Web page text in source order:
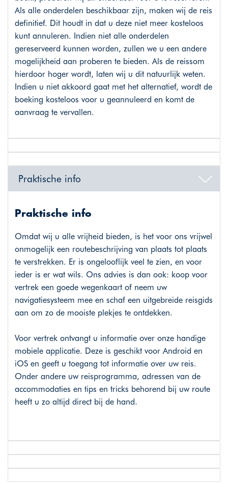
Als alle onderdelen beschikbaar zijn, maken wij de reis
definitief. Dit houdt in dat u deze niet meer kosteloos
kunt annuleren. Indien niet alle onderdelen
gereserveerd kunnen worden, zullen we u een andere
mogelijkheid aan proberen te bieden. Als de reissom
hierdoor hoger wordt, laten wij u dit natuurlijk weten.
Indien u niet akkoord gaat met het alternatief, wordt de
boeking kosteloos voor u geannuleerd en komt de
aanvraag te vervallen.
Praktische info
Praktische info
Omdat wij u alle vrijheid bieden, is het voor ons vrijwel
onmogelijk een routebeschrijving van plaats tot plaats
te verstrekken. Er is ongelooflijk veel te zien, en voor
ieder is er wat wils. Ons advies is dan ook: koop voor
vertrek een goede wegenkaart of neem uw
navigatiesysteem mee en schaf een uitgebreide reisgids
aan om zo de mooiste plekjes te ontdekken.
Voor vertrek ontvangt u informatie over onze handige
mobiele applicatie. Deze is geschikt voor Android en
iOS en geeft u toegang tot informatie over uw reis.
Onder andere uw reisprogramma, adressen van de
accommodaties en tips en tricks behorend bij uw route
heeft u zo altijd direct bij de hand.